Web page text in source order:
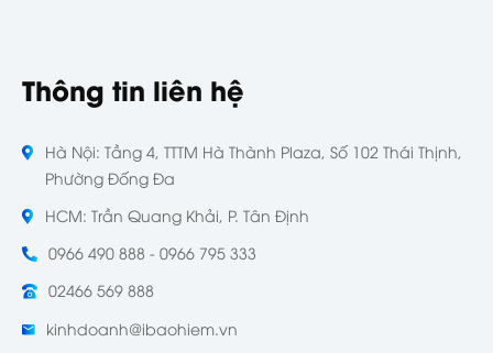
Thông tin liên hệ
Hà Nội: Tầng 4, TTTM Hà Thành Plaza, Số 102 Thái Thịnh,
Phường Đống Đa
HCM: Trần Quang Khải, P. Tân Định
0966 490 888 - 0966 795 333
02466 569 888
kinhdoanh@ibaohiem.vn